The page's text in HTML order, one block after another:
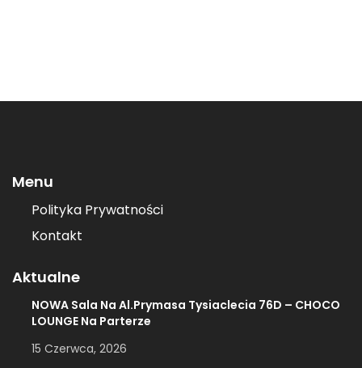
Menu
Polityka Prywatności
Kontakt
Aktualne
NOWA Sala Na Al.Prymasa Tysiaclecia 76D – CHOCO
LOUNGE Na Parterze
15 Czerwca, 2026